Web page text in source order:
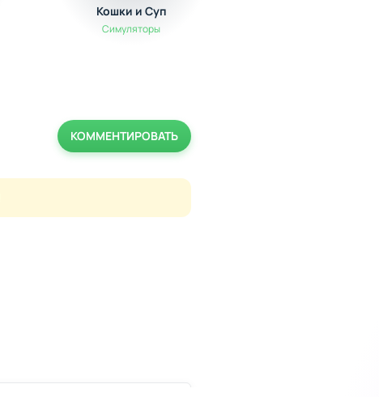
Кошки и Суп
Симуляторы
КОММЕНТИРОВАТЬ